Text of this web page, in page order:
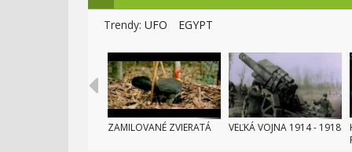
Trendy: UFO EGYPT
ZAMILOVANÉ ZVIERATÁ VEĽKÁ VOJNA 1914 - 1918